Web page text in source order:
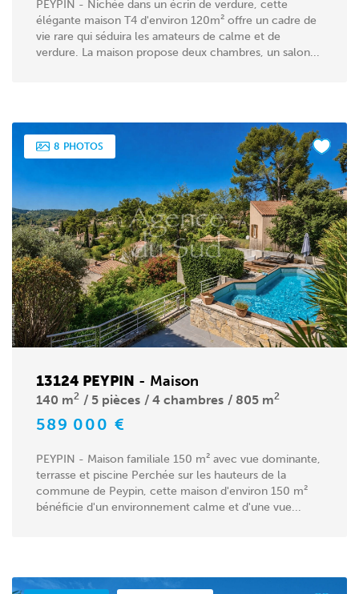
PEYPIN - Nichée dans un écrin de verdure, cette
élégante maison T4 d'environ 120m² offre un cadre de
vie rare qui séduira les amateurs de calme et de
verdure. La maison propose deux chambres, un salon...
8 PHOTOS
13124 PEYPIN - Maison
140 m2 5 pièces 4 chambres 805 m2
589 000 €
PEYPIN - Maison familiale 150 m² avec vue dominante,
terrasse et piscine Perchée sur les hauteurs de la
commune de Peypin, cette maison d'environ 150 m²
bénéficie d'un environnement calme et d'une vue...